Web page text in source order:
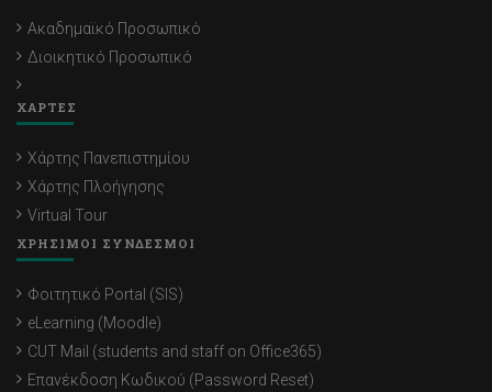
Ακαδημαϊκό Προσωπικό
Διοικητικό Προσωπικό
ΧΑΡΤΕΣ
Χάρτης Πανεπιστημίου
Χάρτης Πλοήγησης
Virtual Tour
ΧΡΗΣΙΜΟΙ ΣΥΝΔΕΣΜΟΙ
Φοιτητικό Portal (SIS)
eLearning (Moodle)
CUT Mail (students and staff on Office365)
Επανέκδοση Κωδικού (Password Reset)